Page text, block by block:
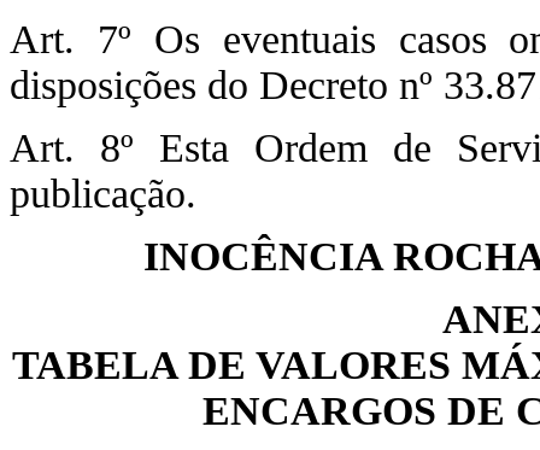
Art. 7º Os eventuais casos
disposições do Decreto nº
Art. 8º Esta Ordem de
publicação.
INOCÊNCIA
TABELA DE VALORES
ENCARGOS DE